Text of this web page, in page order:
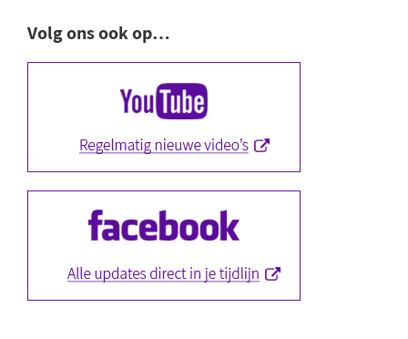
Volg ons ook op…